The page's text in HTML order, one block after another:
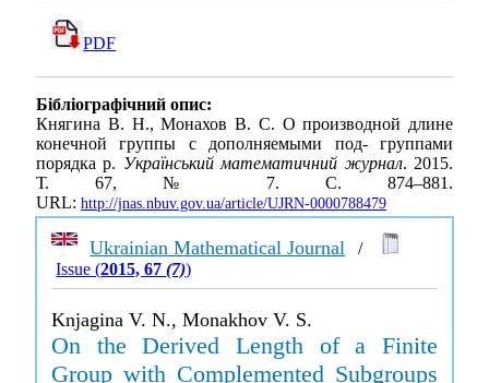
PDF
Бібліографічний опис:
Княгина В. Н., Монахов В. С. О производной длине
конечной группы с дополняемыми под- группами
порядка p. Український математичний журнал. 2015.
Т. 67, № 7. С. 874–881.
URL: http://jnas.nbuv.gov.ua/article/UJRN-0000788479
Ukrainian Mathematical Journal /
Issue (2015, 67(7))
Knjagina V. N., Monakhov V. S.
On the Derived Length of a Finite
Group with Complemented Subgroups